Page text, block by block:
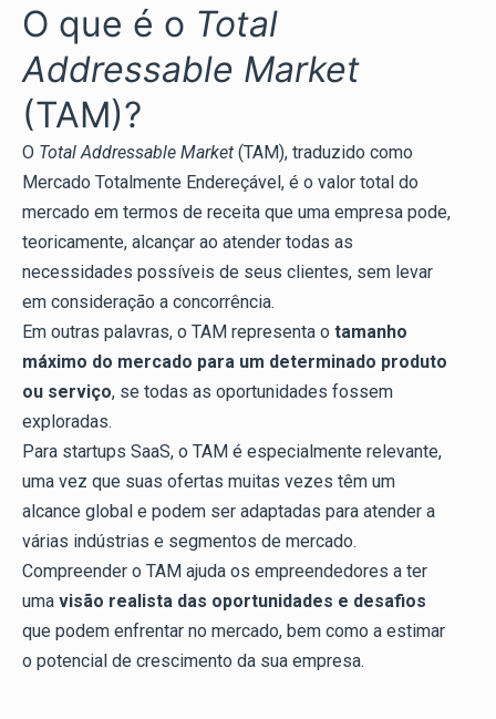
O que é o Total
Addressable Market
(TAM)?
O Total Addressable Market (TAM), traduzido como
Mercado Totalmente Endereçável, é o valor total do
mercado em termos de receita que uma empresa pode,
teoricamente, alcançar ao atender todas as
necessidades possíveis de seus clientes, sem levar
em consideração a concorrência.
Em outras palavras, o TAM representa o tamanho
máximo do mercado para um determinado produto
ou serviço, se todas as oportunidades fossem
exploradas.
Para startups SaaS, o TAM é especialmente relevante,
uma vez que suas ofertas muitas vezes têm um
alcance global e podem ser adaptadas para atender a
várias indústrias e segmentos de mercado.
Compreender o TAM ajuda os empreendedores a ter
uma visão realista das oportunidades e desafios
que podem enfrentar no mercado, bem como a estimar
o potencial de crescimento da sua empresa.